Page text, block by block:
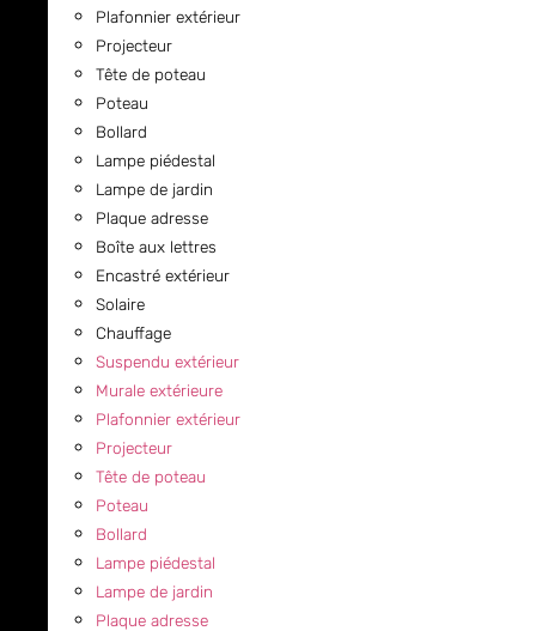
Plafonnier extérieur
Projecteur
Tête de poteau
Poteau
Bollard
Lampe piédestal
Lampe de jardin
Plaque adresse
Boîte aux lettres
Encastré extérieur
Solaire
Chauffage
Suspendu extérieur
Murale extérieure
Plafonnier extérieur
Projecteur
Tête de poteau
Poteau
Bollard
Lampe piédestal
Lampe de jardin
Plaque adresse